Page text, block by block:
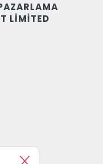
LİMİTED